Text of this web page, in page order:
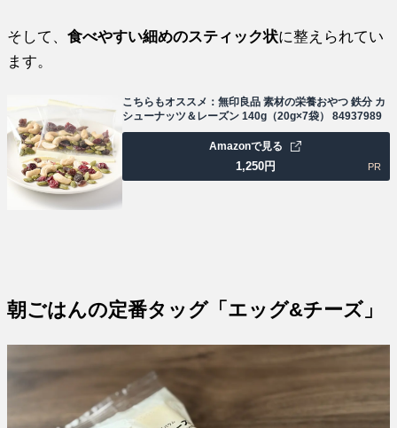
そして、食べやすい細めのスティック状に整えられてい
ます。
こちらもオススメ：無印良品 素材の栄養おやつ 鉄分 カ
シューナッツ＆レーズン 140g（20g×7袋） 84937989
1,250円
Amazonで見る
PR
朝ごはんの定番タッグ「エッグ&チーズ」